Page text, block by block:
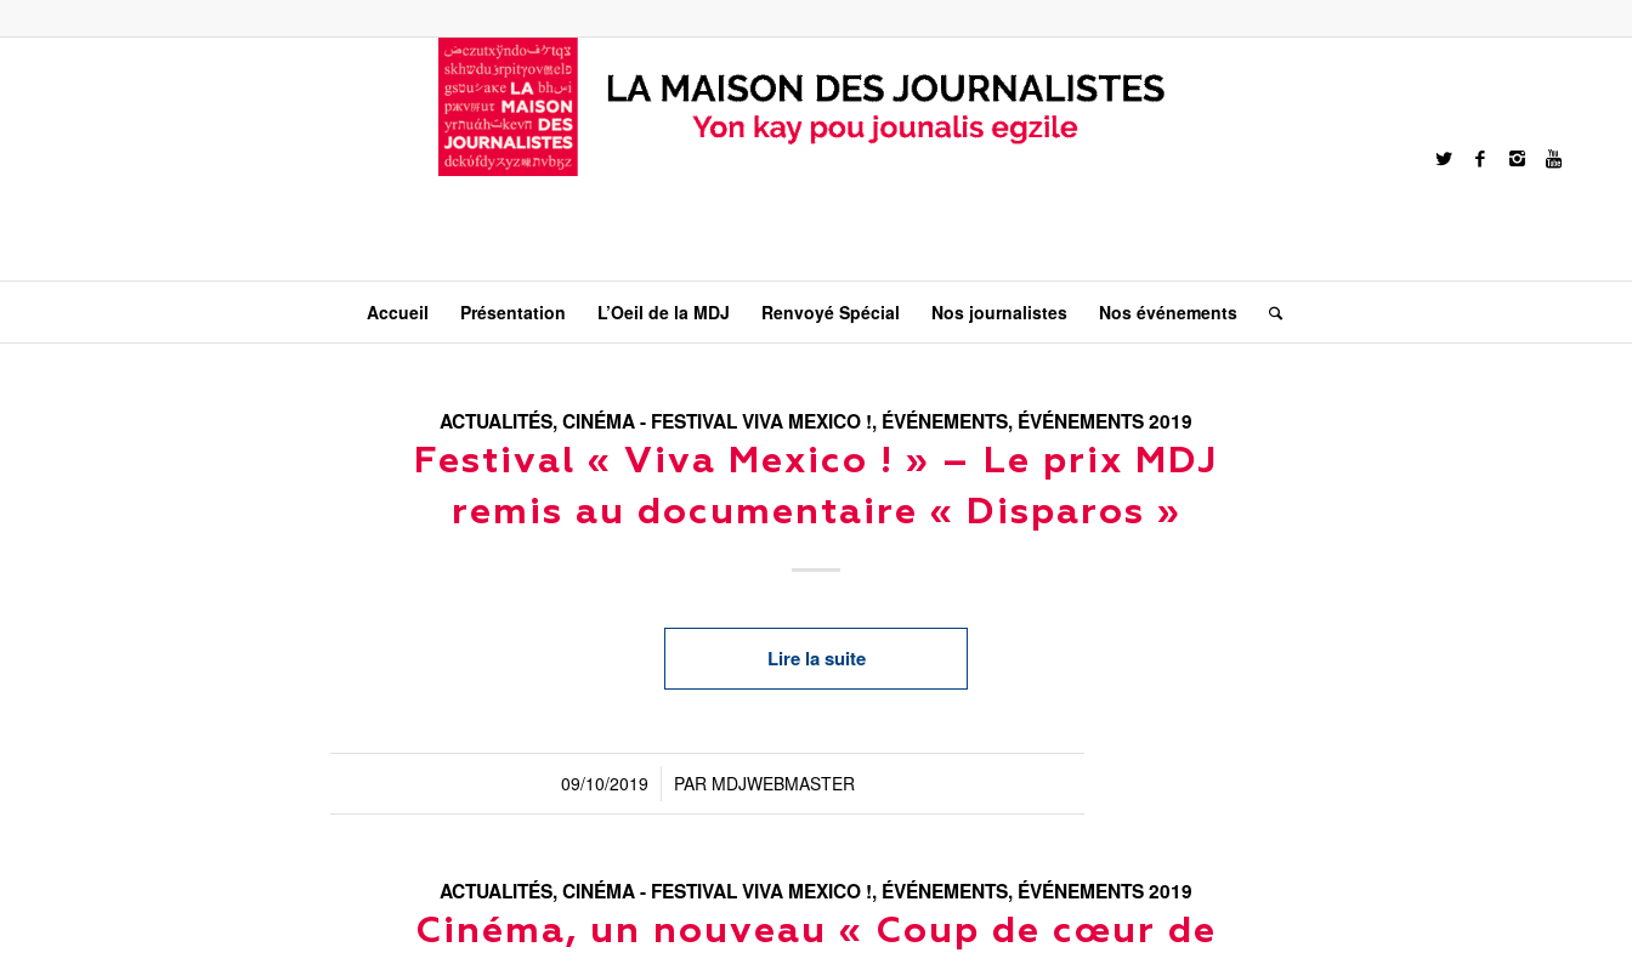
Accueil Présentation L’Oeil de la MDJ Renvoyé Spécial Nos journalistes Nos événements
ACTUALITÉS,CINÉMA - FESTIVAL VIVA MEXICO !, ÉVÉNEMENTS, ÉVÉNEMENTS 2019
Festival « Viva Mexico ! » – Le prix MDJ
remis au documentaire « Disparos »
Lire la suite
09/10/2019
/ PAR MDJWEBMASTER
ACTUALITÉS,CINÉMA - FESTIVAL VIVA MEXICO !, ÉVÉNEMENTS, ÉVÉNEMENTS 2019
Cinéma, un nouveau « Coup de cœur de